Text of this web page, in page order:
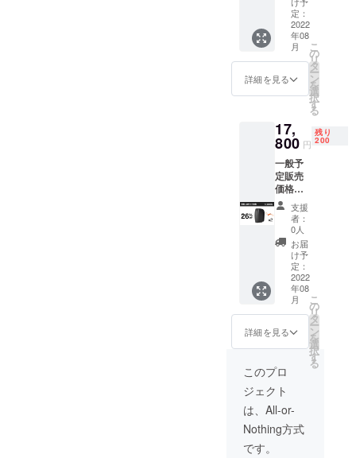
ケージ
内容：
「Yeelo
ck自転
車ディ
スクブ
Yeelock
ディス
レーキ
ロック
専用
キー*2
Yeelock
ケーブ
ルロッ
ク*2 日
本語取
扱説明
国内限
定）
Yeelock
自転車
ディス
クブ
レーキ
二点
セット
価格
32％OF
F 100名
様限定
￥1650
0（税
込）
パッ
ケージ
内容：
「Yeelo
ck自転
車ディ
スクブ
レーキ
Yeelock
クブ
レーキ
専用
定：
2022
年08
月
詳細を見る
こ
の
リ
タ
ー
ン
を
選
択
す
る
17,
800 円
残り
200
一般予
定販売
価格：
￥2420
0（税
込）※送
料無料
（日本
国内限
定）
Yeelock
自転車
ディス
クブ
レーキ
早割二
点セッ
ト価格
26％OF
F 200名
様限定
支援
者：
0人
お届
け予
定：
2022
年08
月
詳細を見る
こ
の
リ
タ
ー
ン
を
選
択
す
る
このプロ
ジェクト
は、All-or-
Nothing方式
です。